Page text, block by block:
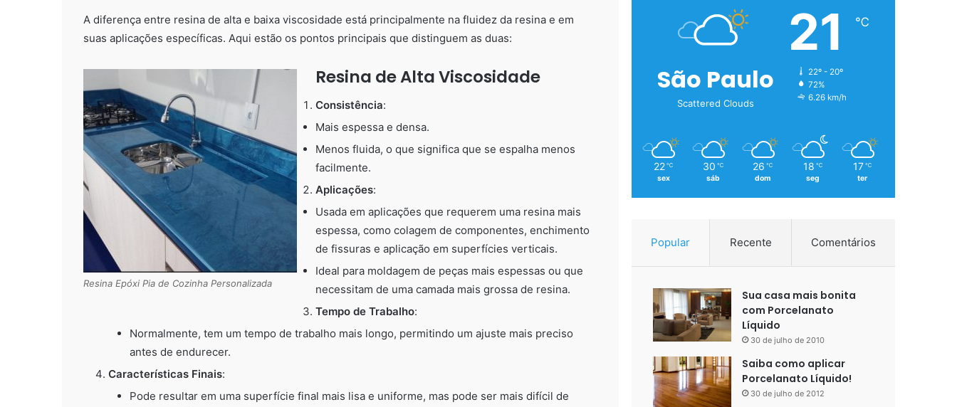
A diferença entre resina de alta e baixa viscosidade está principalmente na fluidez da resina e em
suas aplicações específicas. Aqui estão os pontos principais que distinguem as duas:
Resina Epóxi Pia de Cozinha Personalizada
Resina de Alta Viscosidade
Consistência:
Mais espessa e densa.
Menos fluida, o que significa que se espalha menos
facilmente.
Aplicações:
Usada em aplicações que requerem uma resina mais
espessa, como colagem de componentes, enchimento
de fissuras e aplicação em superfícies verticais.
Ideal para moldagem de peças mais espessas ou que
necessitam de uma camada mais grossa de resina.
Tempo de Trabalho:
Normalmente, tem um tempo de trabalho mais longo, permitindo um ajuste mais preciso
antes de endurecer.
Características Finais:
Pode resultar em uma superfície final mais lisa e uniforme, mas pode ser mais difícil de
São Paulo
Scattered Clouds
21 ℃
22º - 20º
72%
6.26 km/h
22 ℃
sex
30 ℃
sáb
26 ℃
dom
18 ℃
seg
17 ℃
ter
Popular Recente Comentários
Sua casa mais bonita
com Porcelanato
Líquido
30 de julho de 2010
Saiba como aplicar
Porcelanato Líquido!
30 de julho de 2012